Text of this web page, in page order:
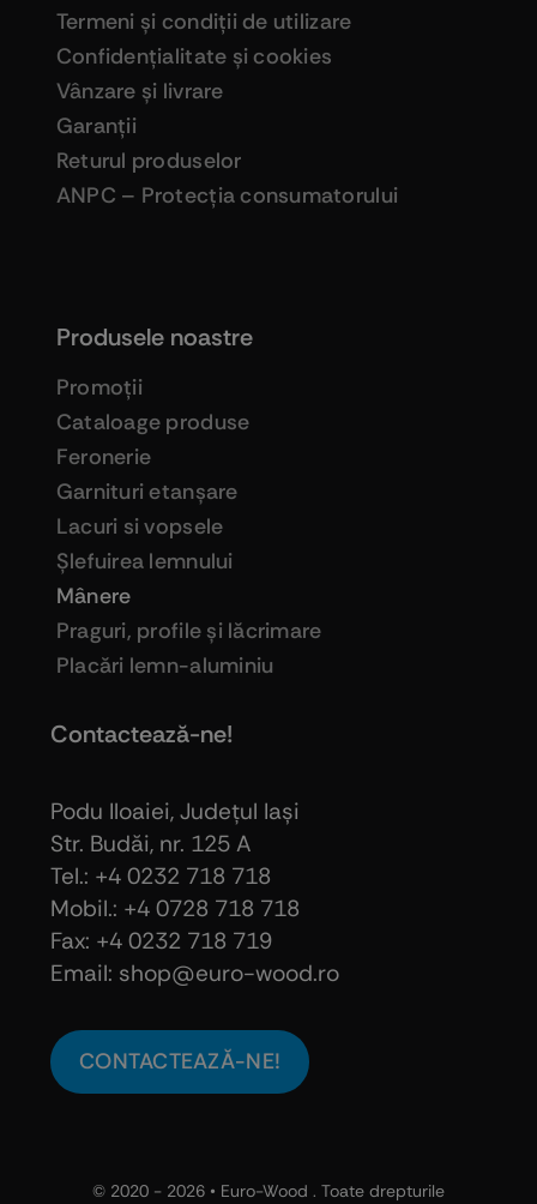
Produsele noastre
Promoţii
Cataloage produse
Feronerie
Garnituri etanşare
Lacuri si vopsele
Şlefuirea lemnului
Mânere
Praguri, profile şi lăcrimare
Placări lemn-aluminiu
Termeni şi condiţii de utilizare
Confidenţialitate şi cookies
Vânzare şi livrare
Garanţii
Returul produselor
ANPC – Protecţia consumatorului
Contactează-ne!
Podu Iloaiei, Judeţul Iaşi
Str. Budăi, nr. 125 A
Tel.: +4 0232 718 718
Mobil.: +4 0728 718 718
Fax: +4 0232 718 719
Email: shop@euro-wood.ro
CONTACTEAZĂ-NE!
© 2020 - 2026 • Euro-Wood . Toate drepturile